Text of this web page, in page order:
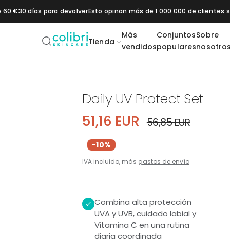
Saltar al contenido
60 €30 días para devolverEsto opinan más de 1.000.000 de
Tienda
Más
vendidos
Conjuntos
populares
Sobre
Booster
Booster
Booster
Protección solar
Daily UV Protect Set
51,16 EUR 56,85 EUR
-10%
IVA incluido, más gastos de envío
Combina alta protección
UVA y UVB, cuidado labial y
Vitamina C en una rutina
diaria coordinada